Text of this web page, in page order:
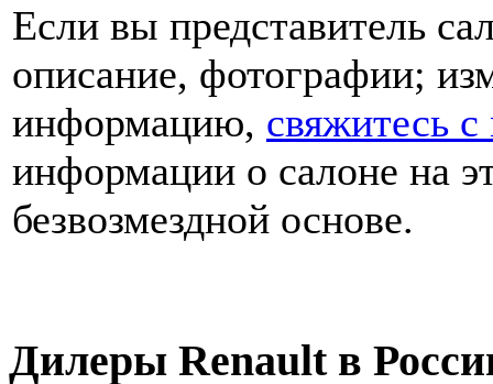
Если вы представитель
описание, фотографии;
информацию, свяжитесь
информации о салоне на
безвозмездной основе.
Дилеры Renault в